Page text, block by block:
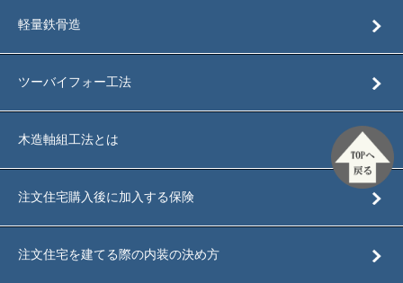
軽量鉄骨造
ツーバイフォー工法
木造軸組工法とは
注文住宅購入後に加入する保険
注文住宅を建てる際の内装の決め方
TOPへ戻
る